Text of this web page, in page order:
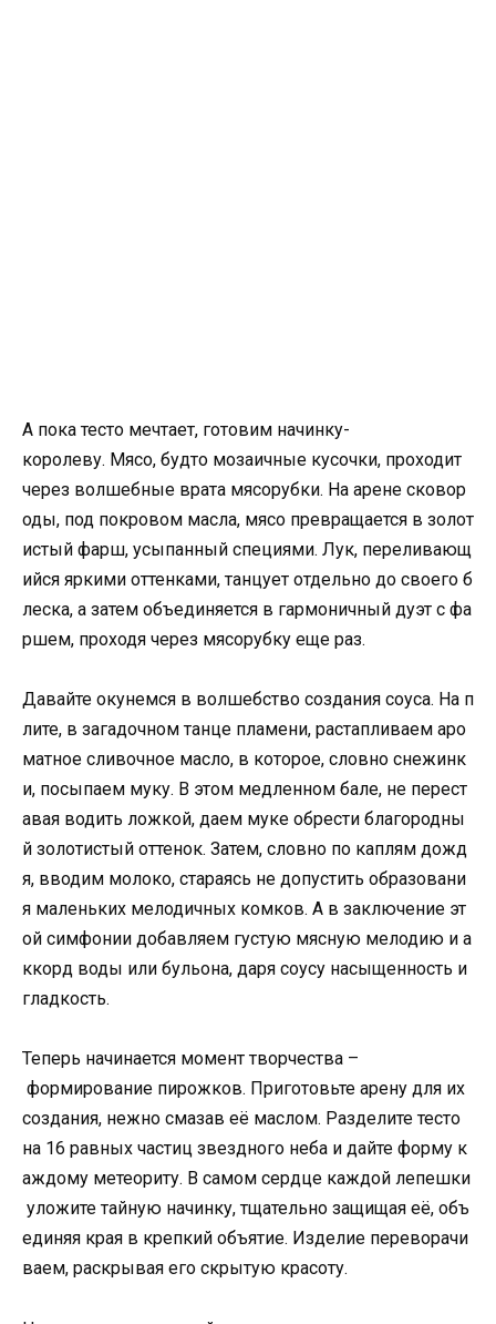
А пока тесто мечтает, готовим начинку-
королеву. Мясо, будто мозаичные кусочки, проходит
через волшебные врата мясорубки. На арене сковор
оды, под покровом масла, мясо превращается в золот
истый фарш, усыпанный специями. Лук, переливающ
ийся яркими оттенками, танцует отдельно до своего б
леска, а затем объединяется в гармоничный дуэт с фа
ршем, проходя через мясорубку еще раз.
Давайте окунемся в волшебство создания соуса. На п
лите, в загадочном танце пламени, растапливаем аро
матное сливочное масло, в которое, словно снежинк
и, посыпаем муку. В этом медленном бале, не перест
авая водить ложкой, даем муке обрести благородны
й золотистый оттенок. Затем, словно по каплям дожд
я, вводим молоко, стараясь не допустить образовани
я маленьких мелодичных комков. А в заключение эт
ой симфонии добавляем густую мясную мелодию и а
ккорд воды или бульона, даря соусу насыщенность и
гладкость.
Теперь начинается момент творчества –
формирование пирожков. Приготовьте арену для их
создания, нежно смазав её маслом. Разделите тесто
на 16 равных частиц звездного неба и дайте форму к
аждому метеориту. В самом сердце каждой лепешки
уложите тайную начинку, тщательно защищая её, объ
единяя края в крепкий объятие. Изделие переворачи
ваем, раскрывая его скрытую красоту.